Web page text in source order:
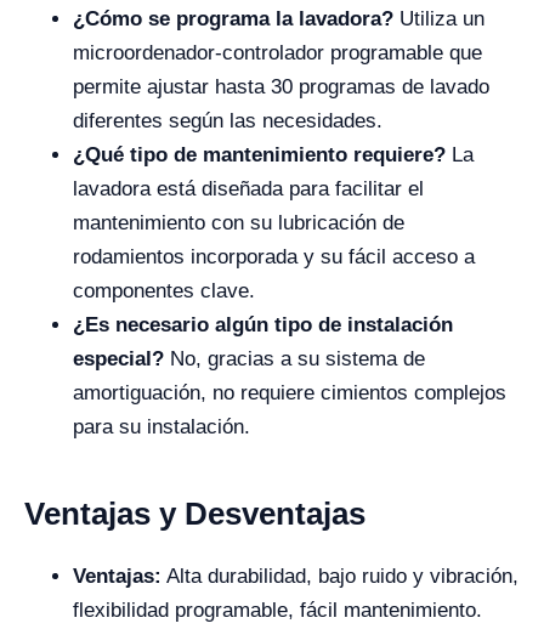
¿Cómo se programa la lavadora? Utiliza un
microordenador-controlador programable que
permite ajustar hasta 30 programas de lavado
diferentes según las necesidades.
¿Qué tipo de mantenimiento requiere? La
lavadora está diseñada para facilitar el
mantenimiento con su lubricación de
rodamientos incorporada y su fácil acceso a
componentes clave.
¿Es necesario algún tipo de instalación
especial? No, gracias a su sistema de
amortiguación, no requiere cimientos complejos
para su instalación.
Ventajas y Desventajas
Ventajas: Alta durabilidad, bajo ruido y vibración,
flexibilidad programable, fácil mantenimiento.